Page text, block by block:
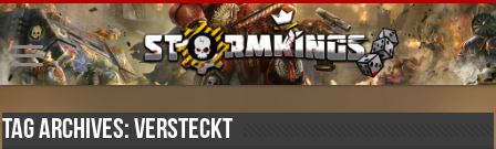
Tag Archives:versteckt